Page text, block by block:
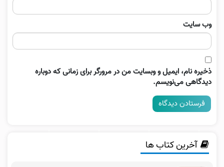
وب‌ سایت
ذخیره نام، ایمیل و وبسایت من در مرورگر برای زمانی که دوباره
دیدگاهی می‌نویسم.
آخرین کتاب ها